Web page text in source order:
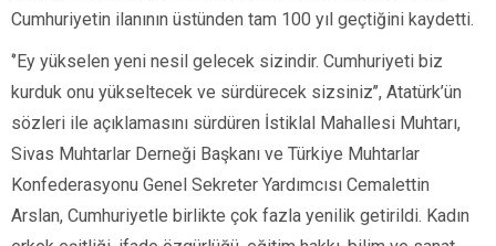
Cumhuriyetin ilanının üstünden tam 100 yıl geçtiğini kaydetti.
‘’Ey yükselen yeni nesil gelecek sizindir. Cumhuriyeti biz
kurduk onu yükseltecek ve sürdürecek sizsiniz’’, Atatürk’ün
sözleri ile açıklamasını sürdüren İstiklal Mahallesi Muhtarı,
Sivas Muhtarlar Derneği Başkanı ve Türkiye Muhtarlar
Konfederasyonu Genel Sekreter Yardımcısı Cemalettin
Arslan, Cumhuriyetle birlikte çok fazla yenilik getirildi. Kadın